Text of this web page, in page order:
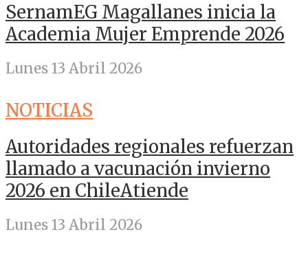
SernamEG Magallanes inicia la
Academia Mujer Emprende 2026
Lunes 13 Abril 2026
NOTICIAS
Autoridades regionales refuerzan
llamado a vacunación invierno
2026 en ChileAtiende
Lunes 13 Abril 2026